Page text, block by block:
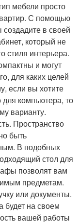
мебели просто
С помощью
в своей
который не
стиля интерьера.
и могут
для каких целей
если вы хотите
для компьютера, то
варианту.
Пространство
быть
В подобных
стол для
позволят вам
предметам.
или документы.
будет на своем
вашей работы